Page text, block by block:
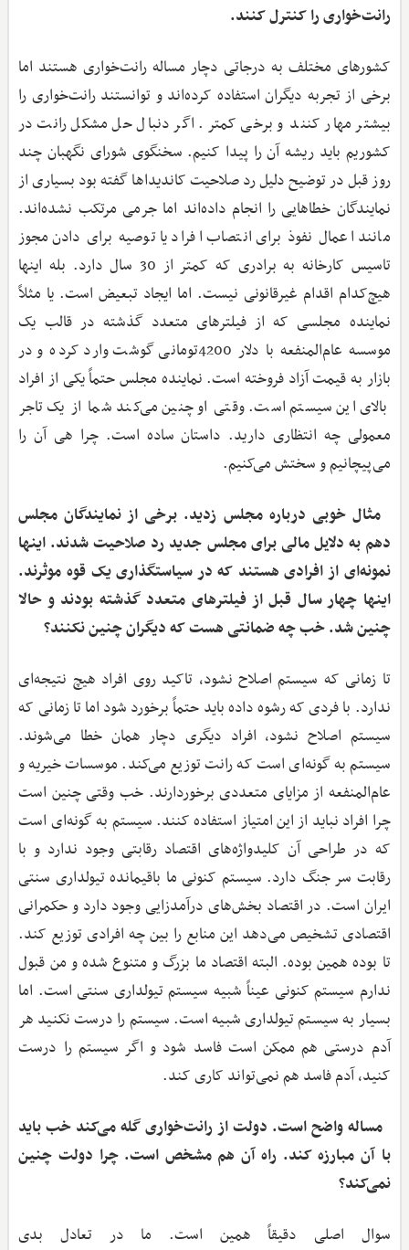
رانت‌خواری را کنترل کنند.
کشورهای مختلف به درجاتی دچار مساله رانت‌خواری هستند اما
برخی از تجربه دیگران استفاده کرده‌اند و توانستند رانت‌خواری را
بیشتر مهار کنند و برخی کمتر. اگر دنبال حل مشکل رانت در
کشوریم باید ریشه آن را پیدا کنیم. سخنگوی شورای نگهبان چند
روز قبل در توضیح دلیل رد صلاحیت کاندیداها گفته بود بسیاری از
نمایندگان خطاهایی را انجام داده‌اند اما جرمی مرتکب نشده‌اند.
مانند اعمال نفوذ برای انتصاب افراد یا توصیه برای دادن مجوز
تاسیس کارخانه به برادری که کمتر از 30 سال دارد. بله اینها
هیچ‌کدام اقدام غیرقانونی نیست. اما ایجاد تبعیض است. یا مثلاً
نماینده مجلسی که از فیلترهای متعدد گذشته در قالب یک
موسسه عام‌المنفعه با دلار 4200تومانی گوشت وارد کرده و در
بازار به قیمت آزاد فروخته است. نماینده مجلس حتماً یکی از افراد
بالای این سیستم است. وقتی او چنین می‌کند شما از یک تاجر
معمولی چه انتظاری دارید. داستان ساده است. چرا هی آن را
می‌پیچانیم و سختش می‌کنیم.
مثال خوبی درباره مجلس زدید. برخی از نمایندگان مجلس
دهم به دلایل مالی برای مجلس جدید رد صلاحیت شدند. اینها
نمونه‌ای از افرادی هستند که در سیاستگذاری یک قوه موثرند.
اینها چهار سال قبل از فیلترهای متعدد گذشته بودند و حالا
چنین شد. خب چه ضمانتی هست که دیگران چنین نکنند؟
تا زمانی که سیستم اصلاح نشود، تاکید روی افراد هیچ نتیجه‌ای
ندارد. با فردی که رشوه داده باید حتماً برخورد شود اما تا زمانی که
سیستم اصلاح نشود، افراد دیگری دچار همان خطا می‌شوند.
سیستم به گونه‌ای است که رانت توزیع می‌کند. موسسات خیریه و
عام‌المنفعه از مزایای متعددی برخوردارند. خب وقتی چنین است
چرا افراد نباید از این امتیاز استفاده کنند. سیستم به گونه‌ای است
که در طراحی آن کلیدواژه‌های اقتصاد رقابتی وجود ندارد و با
رقابت سر جنگ دارد. سیستم کنونی ما باقیمانده تیولداری سنتی
ایران است. در اقتصاد بخش‌های درآمدزایی وجود دارد و حکمرانی
اقتصادی تشخیص می‌دهد این منابع را بین چه افرادی توزیع کند.
تا بوده همین بوده. البته اقتصاد ما بزرگ و متنوع شده و من قبول
ندارم سیستم کنونی عیناً شبیه سیستم تیولداری سنتی است. اما
بسیار به سیستم تیولداری شبیه است. سیستم را درست نکنید هر
آدم درستی هم ممکن است فاسد شود و اگر سیستم را درست
کنید، آدم فاسد هم نمی‌تواند کاری کند.
مساله واضح است. دولت از رانت‌خواری گله می‌کند خب باید
با آن مبارزه کند. راه آن هم مشخص است. چرا دولت چنین
نمی‌کند؟
سوال اصلی دقیقاً همین است. ما در تعادل بدی